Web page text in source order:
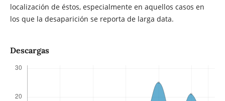
localización de éstos, especialmente en aquellos casos en
los que la desaparición se reporta de larga data.
Descargas